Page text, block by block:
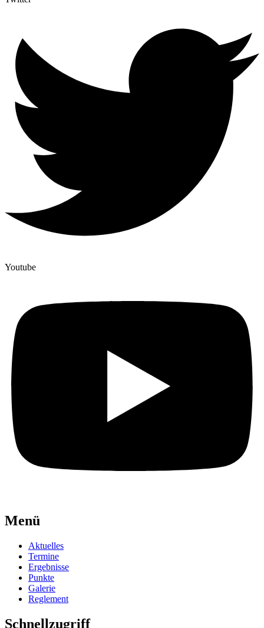
Youtube
Menü
Aktuelles
Termine
Ergebnisse
Punkte
Galerie
Reglement
Schnellzugriff